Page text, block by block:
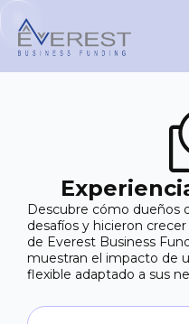
Descubre cómo dueños
desafíos y hicieron
de Everest Business
muestran el impacto de
flexible adaptado a sus